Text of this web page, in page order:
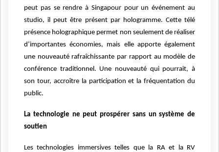
peut pas se rendre à Singapour pour un événement au
studio, il peut être présent par hologramme. Cette télé
présence holographique permet non seulement de réaliser
d’importantes économies, mais elle apporte également
une nouveauté rafraîchissante par rapport au modèle de
conférence traditionnel. Une nouveauté qui pourrait, à
son tour, accroître la participation et la fréquentation du
public.
La technologie ne peut prospérer sans un système de
soutien
Les technologies immersives telles que la RA et la RV